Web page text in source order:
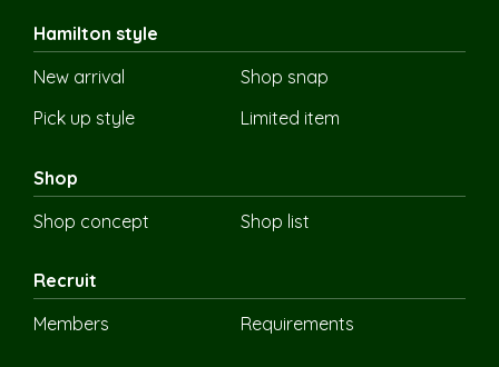
Hamilton style
New arrival
Shop snap
Pick up style
Limited item
Shop
Shop concept
Shop list
Recruit
Members
Requirements